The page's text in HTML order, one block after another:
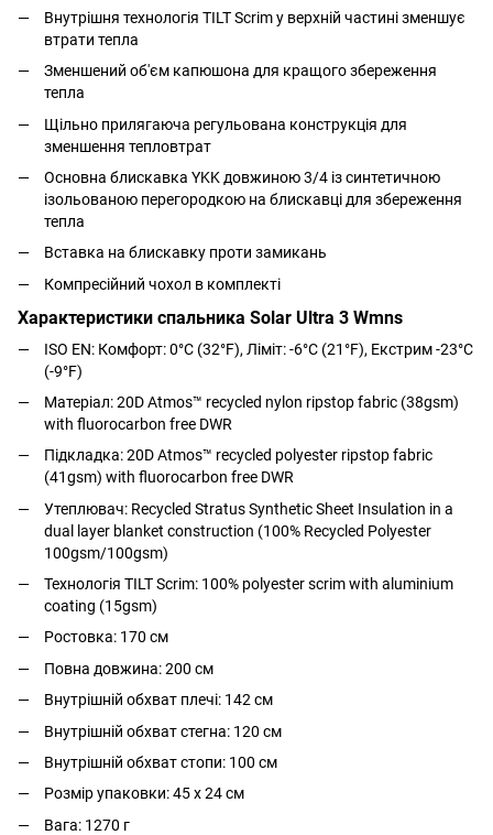
Внутрішня технологія TILT Scrim у верхній частині зменшує
втрати тепла
Зменшений об'єм капюшона для кращого збереження
тепла
Щільно прилягаюча регульована конструкція для
зменшення тепловтрат
Основна блискавка YKK довжиною 3/4 із синтетичною
ізольованою перегородкою на блискавці для збереження
тепла
Вставка на блискавку проти замикань
Компресійний чохол в комплекті
Характеристики спальника Solar Ultra 3 Wmns
ISO EN: Комфорт: 0°C (32°F), Ліміт: -6°C (21°F), Екстрим -23°C
(-9°F)
Матеріал:20D Atmos™ recycled nylon ripstop fabric (38gsm)
with fluorocarbon free DWR
Підкладка: 20D Atmos™ recycled polyester ripstop fabric
(41gsm) with fluorocarbon free DWR
Утеплювач: Recycled Stratus Synthetic Sheet Insulation in a
dual layer blanket construction (100% Recycled Polyester
100gsm/100gsm)
Технологія TILT Scrim: 100% polyester scrim with aluminium
coating (15gsm)
Ростовка: 170 см
Повна довжина:200 см
Внутрішній обхват плечі: 142 см
Внутрішній обхват стегна: 120 см
Внутрішній обхват стопи: 100 см
Розмір упаковки:45 x 24см
Вага: 1270 г